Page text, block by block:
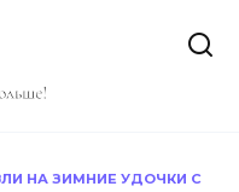
НА ЗИМНИЕ УДОЧКИ С